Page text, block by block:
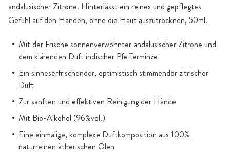
andalusischer Zitrone. Hinterlässt ein reines und gepflegtes
Gefühl auf den Händen, ohne die Haut auszutrocknen, 50ml.
Mit der Frische sonnenverwöhnter andalusischer Zitrone und
dem klärenden Duft indischer Pfefferminze
Ein sinneserfrischender, optimistisch stimmender zitrischer
Duft
Zur sanften und effektiven Reinigung der Hände
Mit Bio-Alkohol (96%vol.)
Eine einmalige, komplexe Duftkomposition aus 100%
naturreinen ätherischen Ölen